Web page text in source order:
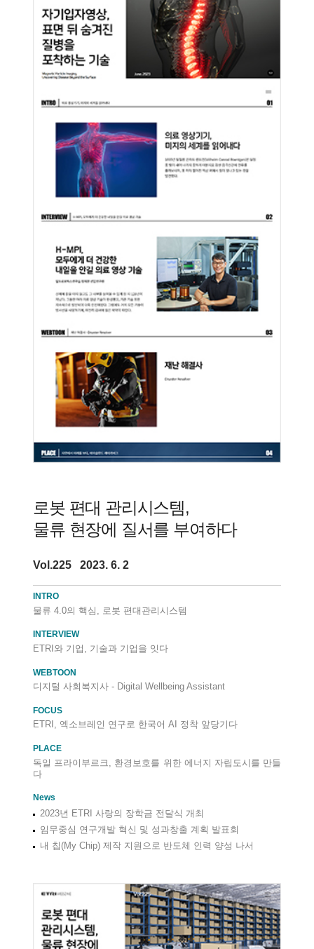
로봇 편대 관리시스템,
물류 현장에 질서를 부여하다
Vol.225 2023. 6. 2
INTRO
물류 4.0의 핵심, 로봇 편대관리시스템
INTERVIEW
ETRI와 기업, 기술과 기업을 잇다
WEBTOON
디지털 사회복지사 - Digital Wellbeing Assistant
FOCUS
ETRI, 엑소브레인 연구로 한국어 AI 정착 앞당기다
PLACE
독일 프라이부르크, 환경보호를 위한 에너지 자립도시를 만들
다
News
2023년 ETRI 사랑의 장학금 전달식 개최
임무중심 연구개발 혁신 및 성과창출 계획 발표회
내 칩(My Chip) 제작 지원으로 반도체 인력 양성 나서